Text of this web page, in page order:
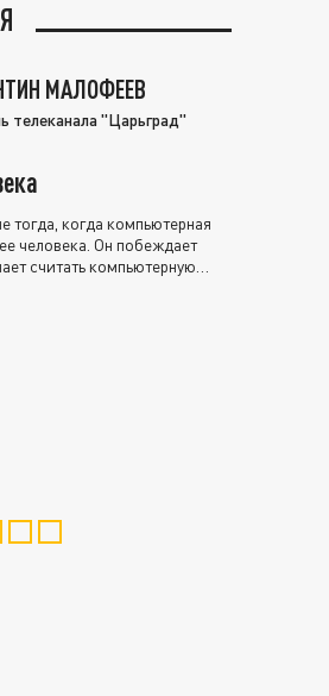
МАЛОФЕЕВ
телеканала "Царьград"
когда компьютерная
человека. Он побеждает
считать компьютерную